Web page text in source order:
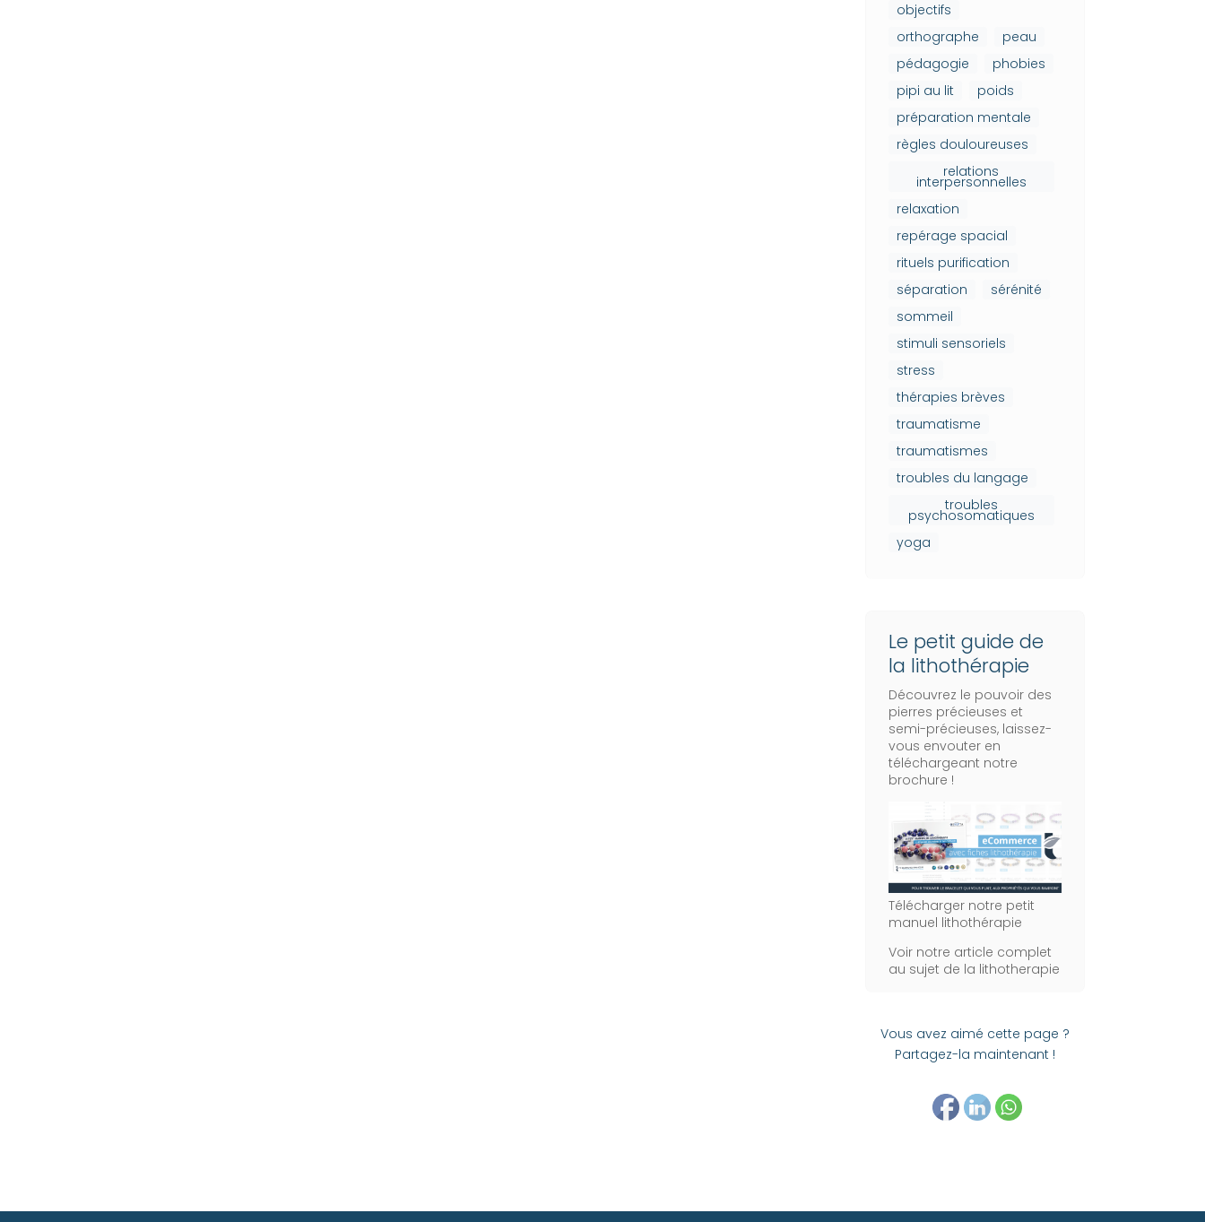
objectifs
orthographe
peau
pédagogie
phobies
pipi au lit
poids
préparation mentale
règles douloureuses
relations
interpersonnelles
relaxation
repérage spacial
rituels purification
séparation
sérénité
sommeil
stimuli sensoriels
stress
thérapies brèves
traumatisme
traumatismes
troubles du langage
troubles
psychosomatiques
yoga
Le petit guide de
la lithothérapie
Découvrez le pouvoir des
pierres précieuses et
semi-précieuses, laissez-
vous envouter en
téléchargeant notre
brochure !
Télécharger notre petit
manuel lithothérapie
Voir notre article complet
au sujet de la lithotherapie
Vous avez aimé cette page ?
Partagez-la maintenant !